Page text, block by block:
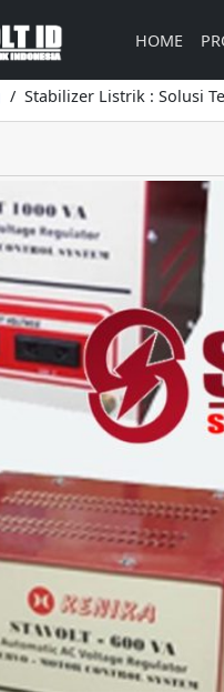
HOME
Stabilizer Listrik : Solusi